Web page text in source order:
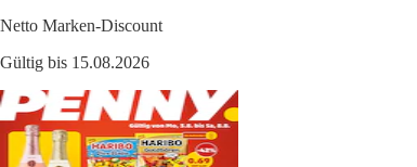
Netto Marken-Discount
Gültig bis 15.08.2026